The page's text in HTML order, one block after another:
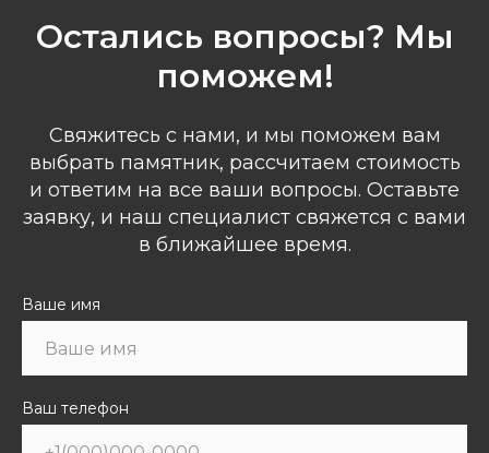
Остались вопросы? Мы
поможем!
Свяжитесь с нами, и мы поможем вам
выбрать памятник, рассчитаем стоимость
и ответим на все ваши вопросы. Оставьте
заявку, и наш специалист свяжется с вами
в ближайшее время.
Ваше имя
Ваш телефон